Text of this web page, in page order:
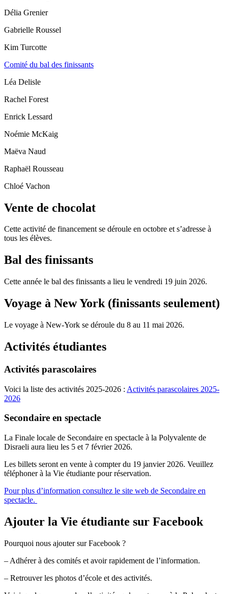
Délia Grenier
Gabrielle Roussel
Kim Turcotte
Comité du bal des finissants
Léa Delisle
Rachel Forest
Enrick Lessard
Noémie McKaig
Maëva Naud
Raphaël Rousseau
Chloé Vachon
Vente de chocolat
Cette activité de financement se déroule en octobre et s’adresse à
tous les élèves.
Bal des finissants
Cette année le bal des finissants a lieu le vendredi 19 juin 2026.
Voyage à New York (finissants seulement)
Le voyage à New-York se déroule du 8 au 11 mai 2026.
Activités étudiantes
Activités parascolaires
Voici la liste des activités 2025-2026 : Activités parascolaires 2025-
2026
Secondaire en spectacle
La Finale locale de Secondaire en spectacle à la Polyvalente de
Disraeli aura lieu les 5 et 7 février 2026.
Les billets seront en vente à compter du 19 janvier 2026. Veuillez
téléphoner à la Vie étudiante pour réservation.
Pour plus d’information consultez le site web de Secondaire en
spectacle.
Ajouter la Vie étudiante sur Facebook
Pourquoi nous ajouter sur Facebook ?
– Adhérer à des comités et avoir rapidement de l’information.
– Retrouver les photos d’école et des activités.